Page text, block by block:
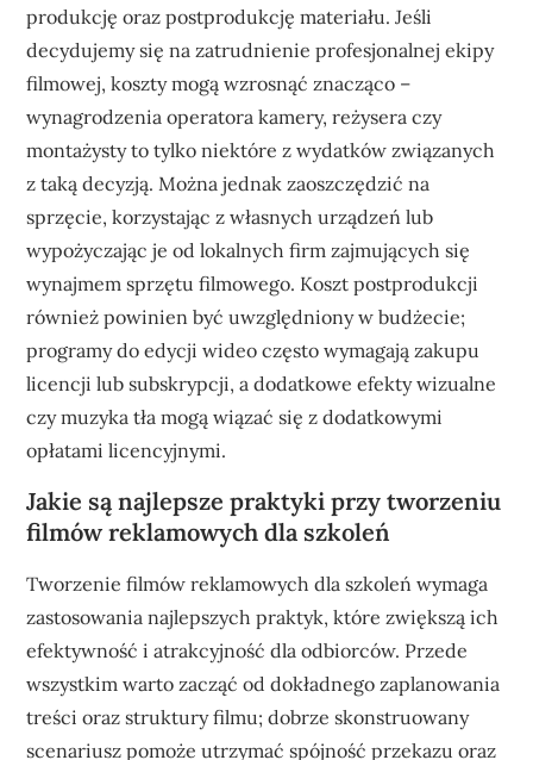
produkcję oraz postprodukcję materiału. Jeśli
decydujemy się na zatrudnienie profesjonalnej ekipy
filmowej, koszty mogą wzrosnąć znacząco –
wynagrodzenia operatora kamery, reżysera czy
montażysty to tylko niektóre z wydatków związanych
z taką decyzją. Można jednak zaoszczędzić na
sprzęcie, korzystając z własnych urządzeń lub
wypożyczając je od lokalnych firm zajmujących się
wynajmem sprzętu filmowego. Koszt postprodukcji
również powinien być uwzględniony w budżecie;
programy do edycji wideo często wymagają zakupu
licencji lub subskrypcji, a dodatkowe efekty wizualne
czy muzyka tła mogą wiązać się z dodatkowymi
opłatami licencyjnymi.
Jakie są najlepsze praktyki przy tworzeniu
filmów reklamowych dla szkoleń
Tworzenie filmów reklamowych dla szkoleń wymaga
zastosowania najlepszych praktyk, które zwiększą ich
efektywność i atrakcyjność dla odbiorców. Przede
wszystkim warto zacząć od dokładnego zaplanowania
treści oraz struktury filmu; dobrze skonstruowany
scenariusz pomoże utrzymać spójność przekazu oraz